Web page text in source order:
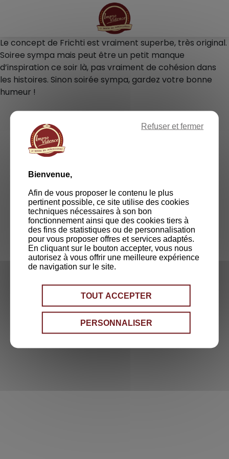
Le concept de Frichti est vraiment superbe, très original.
Soiree sympa mais peut être un petit manque
d’inspiration ce soir là, pas vraiment de cohésion dans
les histoires. Sinon soirée sympa, gardez votre bonne
humeur !
RETOURNER SUR LE SITE
Panneau de gestion des cookies
Bienvenue,
Afin de vous proposer le contenu le plus
pertinent possible, ce site utilise des cookies
techniques nécessaires à son bon
fonctionnement ainsi que des cookies tiers à
des fins de statistiques ou de personnalisation
pour vous proposer offres et services adaptés.
En cliquant sur le bouton accepter, vous nous
autorisez à vous offrir une meilleure expérience
de navigation sur le site.
TOUT ACCEPTER
Refuser et fermer
PERSONNALISER